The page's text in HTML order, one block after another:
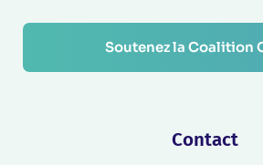
Soutenez la Coalition
Contact